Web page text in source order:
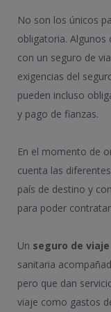
No son los únicos
obligatoria.
con un seguro de
exigencias del
pueden incluso
y pago de fianzas.
En el momento de
cuenta las
país de destino y
para poder
Un seguro de
sanitaria
pero que dan
viaje como gastos